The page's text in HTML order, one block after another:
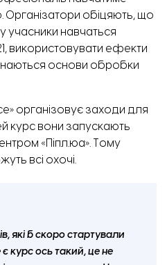
Організатори обіцяють, що
учасники навчаться
використовувати ефекти
основи обробки
організовує заходи для
курс вони запускають
«Піпл.юа». Тому
всі охочі.
які б скоро стартували
курс ось такий, це не